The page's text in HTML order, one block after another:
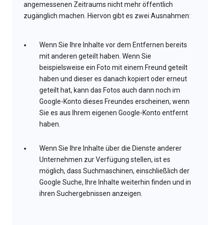
angemessenen Zeitraums nicht mehr öffentlich
zugänglich machen. Hiervon gibt es zwei Ausnahmen:
Wenn Sie Ihre Inhalte vor dem Entfernen bereits
mit anderen geteilt haben. Wenn Sie
beispielsweise ein Foto mit einem Freund geteilt
haben und dieser es danach kopiert oder erneut
geteilt hat, kann das Fotos auch dann noch im
Google-Konto dieses Freundes erscheinen, wenn
Sie es aus Ihrem eigenen Google-Konto entfernt
haben.
Wenn Sie Ihre Inhalte über die Dienste anderer
Unternehmen zur Verfügung stellen, ist es
möglich, dass Suchmaschinen, einschließlich der
Google Suche, Ihre Inhalte weiterhin finden und in
ihren Suchergebnissen anzeigen.